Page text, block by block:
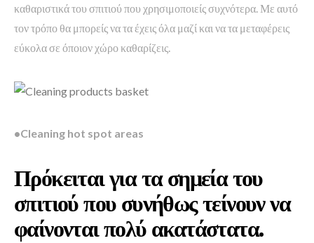
καθαριστικά του σπιτιού που χρησιμοποιείς συχνότερα. Με αυτό
τον τρόπο θα μπορείς να τα έχεις όλα μαζί και να τα μεταφέρεις
εύκολα σε όποιον χώρο καθαρίζεις.
•Cleaning hot spot areas
Πρόκειται για τα σημεία του
σπιτιού που συνήθως τείνουν να
φαίνονται πολύ ακατάστατα.